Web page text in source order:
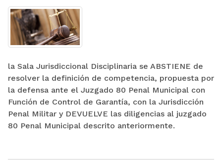
la Sala Jurisdiccional Disciplinaria se ABSTIENE de
resolver la definición de competencia, propuesta por
la defensa ante el Juzgado 80 Penal Municipal con
Función de Control de Garantía, con la Jurisdicción
Penal Militar y DEVUELVE las diligencias al juzgado
80 Penal Municipal descrito anteriormente.